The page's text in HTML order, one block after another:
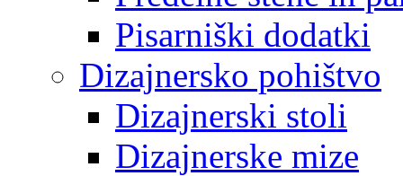
Pisarniški dodatki
Dizajnersko pohištvo
Dizajnerski stoli
Dizajnerske mize